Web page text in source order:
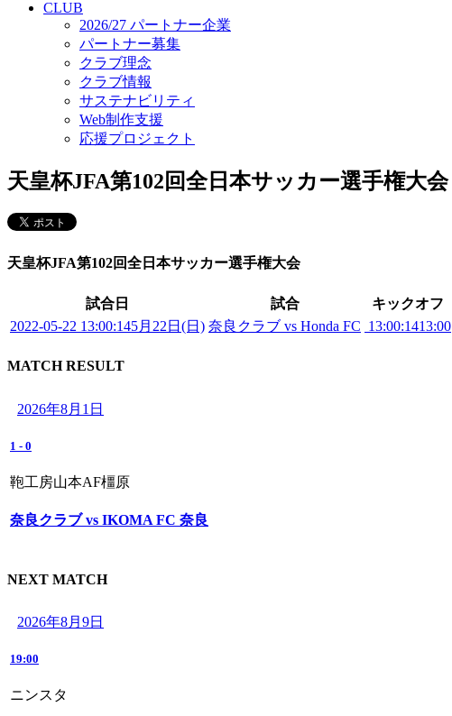
CLUB
2026/27 パートナー企業
パートナー募集
クラブ理念
クラブ情報
サステナビリティ
Web制作支援
応援プロジェクト
天皇杯JFA第102回全日本サッカー選手権大会
天皇杯JFA第102回全日本サッカー選手権大会
試合日 試合 キックオフ
2022-05-22 13:00:145月22日(日) 奈良クラブ vs Honda FC 13:00:1413:00
MATCH RESULT
2026年8月1日
1 - 0
鞄工房山本AF橿原
奈良クラブ vs IKOMA FC 奈良
NEXT MATCH
2026年8月9日
19:00
ニンスタ